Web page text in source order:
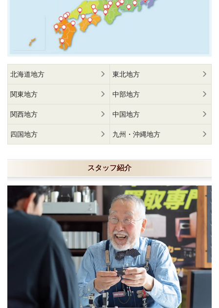
北海道地方 東北地方
関東地方 中部地方
関西地方 中国地方
四国地方 九州・沖縄地方
スタッフ紹介